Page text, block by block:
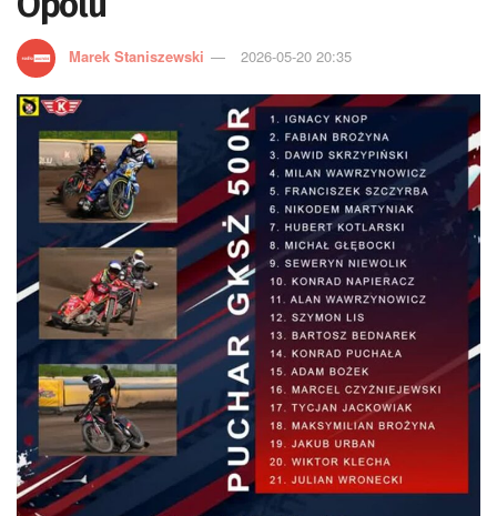
Marek Staniszewski 2026-05-20 20:35